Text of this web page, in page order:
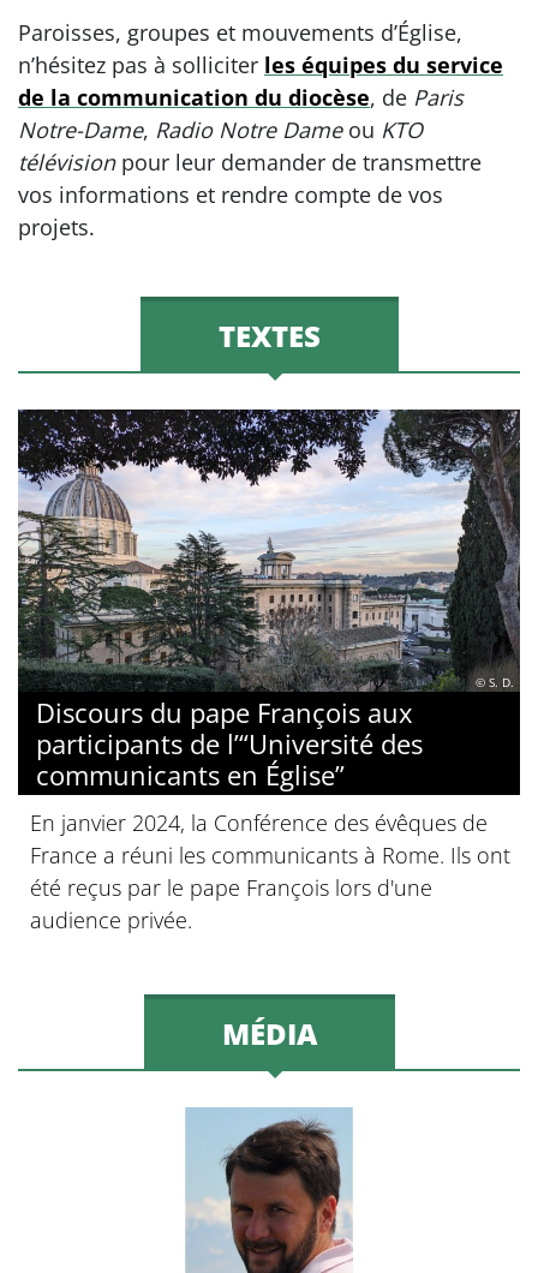
Paroisses, groupes et mouvements d’Église,
n’hésitez pas à solliciter les équipes du service
de la communication du diocèse, de Paris
Notre-Dame, Radio Notre Dameou KTO
télévisionpour leur demander de transmettre
vos informations et rendre compte de vos
projets.
TEXTES
© S. D.
Discours du pape François aux
participants de l’“Université des
communicants en Église”
En janvier 2024, la Conférence des évêques de
France a réuni les communicants à Rome. Ils ont
été reçus par le pape François lors d'une
audience privée.
MÉDIA